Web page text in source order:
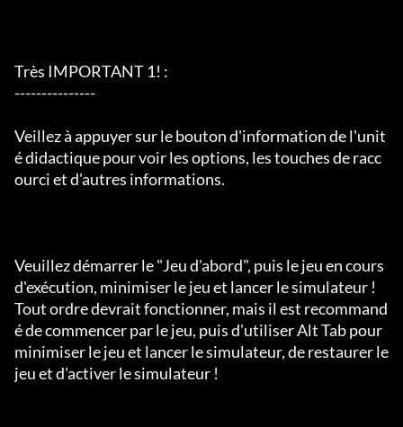
Très IMPORTANT 1! :
---------------
Veillez à appuyer sur le bouton d'information de l'unit
é didactique pour voir les options, les touches de racc
ourci et d'autres informations.
Veuillez démarrer le "Jeu d'abord", puis le jeu en cours
d'exécution, minimiser le jeu et lancer le simulateur !
Tout ordre devrait fonctionner, mais il est recommand
é de commencer par le jeu, puis d'utiliser Alt Tab pour
minimiser le jeu et lancer le simulateur, de restaurer le
jeu et d'activer le simulateur !